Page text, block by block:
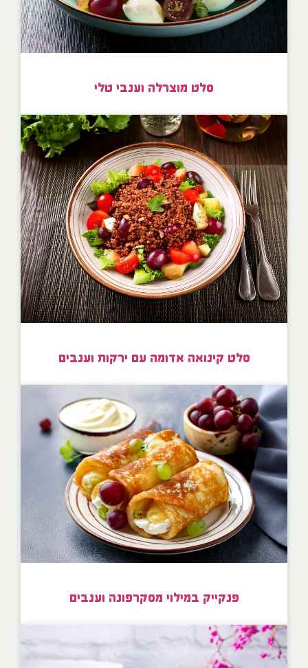
סלט מוצרלה וענבי טלי
סלט קינואה אדומה עם ירקות וענבים
פנקייק במילוי מסקרפונה וענבים